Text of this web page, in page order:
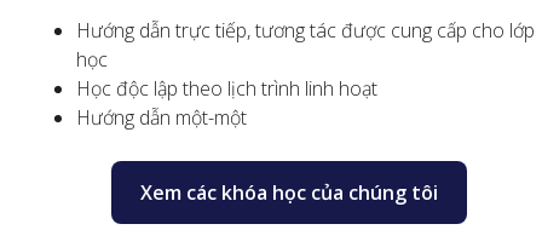
Hướng dẫn trực tiếp, tương tác được cung cấp cho lớp
học
Học độc lập theo lịch trình linh hoạt
Hướng dẫn một-một
Xem các khóa học của chúng tôi